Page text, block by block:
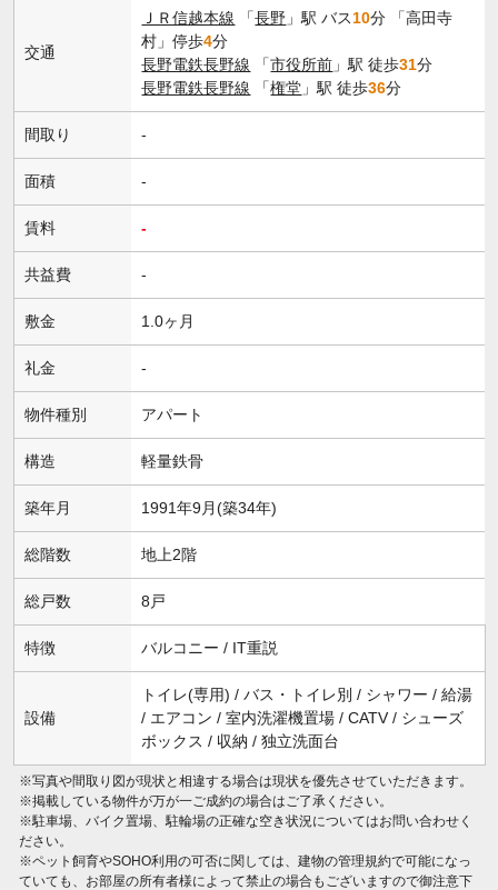
交通
ＪＲ信越本線 「長野 」駅 バス10分 「高田寺
村」停歩4分
長野電鉄長野線 「市役所前 」駅 徒歩31分
長野電鉄長野線 「権堂 」駅 徒歩36分
間取り -
面積 -
賃料 -
共益費 -
敷金 1.0ヶ月
礼金 -
物件種別 アパート
構造 軽量鉄骨
築年月 1991年9月(築34年)
総階数 地上2階
総戸数 8戸
特徴 バルコニー / IT重説
設備
トイレ(専用) / バス・トイレ別 / シャワー / 給湯
/ エアコン / 室内洗濯機置場 / CATV / シューズ
ボックス / 収納 / 独立洗面台
※写真や間取り図が現状と相違する場合は現状を優先させていただきます。
※掲載している物件が万が一ご成約の場合はご了承ください。
※駐車場、バイク置場、駐輪場の正確な空き状況についてはお問い合わせく
ださい。
※ペット飼育やSOHO利用の可否に関しては、建物の管理規約で可能になっ
ていても、お部屋の所有者様によって禁止の場合もございますので御注意下